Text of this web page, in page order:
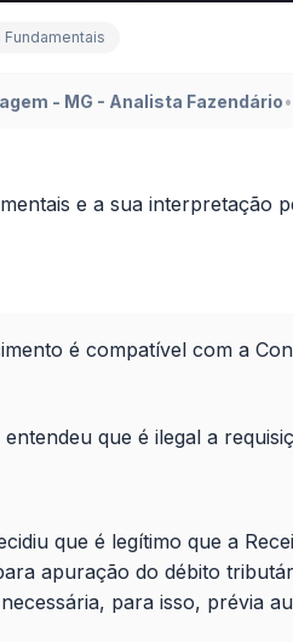
- MG - Analista Fazendário•
e a sua interpretação
é compatível com a
que é ilegal a
que é legítimo que a
apuração do débito
para isso, prévia